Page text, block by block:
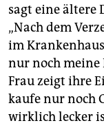
sagt eine ältere
„Nach dem
im
nur noch meine
Frau zeigt ihre
kaufe nur noch
wirklich lecker